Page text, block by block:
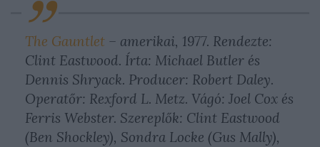
The Gauntlet – amerikai, 1977. Rendezte:
Clint Eastwood. Írta: Michael Butler és
Dennis Shryack. Producer: Robert Daley.
Operatőr: Rexford L. Metz. Vágó: Joel Cox és
Ferris Webster. Szereplők: Clint Eastwood
(Ben Shockley), Sondra Locke (Gus Mally),